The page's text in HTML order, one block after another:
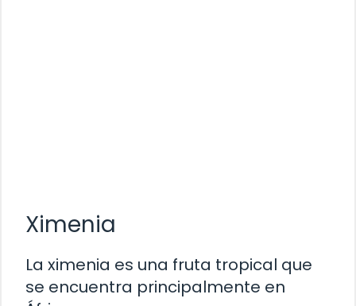
Ximenia
La ximenia es una fruta tropical que
se encuentra principalmente en